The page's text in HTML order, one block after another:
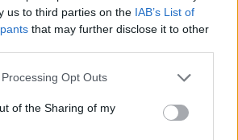
us to third parties on the IAB’s List of
that may further disclose it to other
Opt Outs
of the Sharing of my